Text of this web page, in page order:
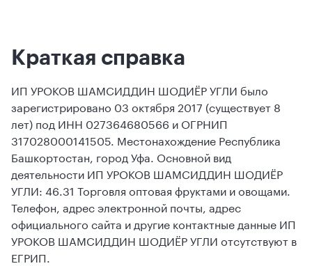
Краткая справка
ИП УРОКОВ ШАМСИДДИН ШОДИЁР УГЛИ было
зарегистрировано 03 октября 2017 (существует 8
лет) под ИНН 027364680566 и ОГРНИП
317028000141505. Местонахождение Республика
Башкортостан, город Уфа. Основной вид
деятельности ИП УРОКОВ ШАМСИДДИН ШОДИЁР
УГЛИ: 46.31 Торговля оптовая фруктами и овощами.
Телефон, адрес электронной почты, адрес
официального сайта и другие контактные данные ИП
УРОКОВ ШАМСИДДИН ШОДИЁР УГЛИ отсутствуют в
ЕГРИП.